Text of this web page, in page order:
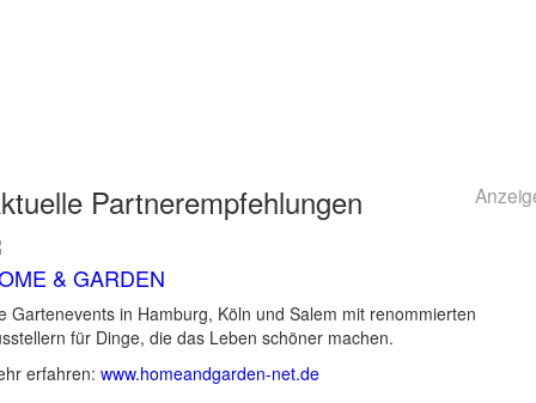
Partnerempfehlungen
& GARDEN
Gartenevents in Hamburg, Köln und Salem mit renommierten
für Dinge, die das Leben schöner machen.
erfahren: www.homeandgarden-net.de